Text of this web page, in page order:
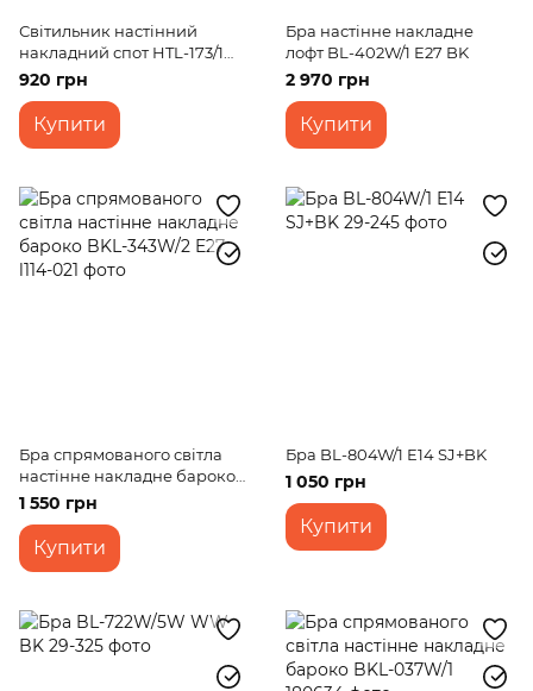
Світильник настінний
накладний спот HTL-173/1
GU10 WH
920 грн
Купити
Бра настінне накладне
лофт BL-402W/1 E27 BK
2 970 грн
Купити
Бра спрямованого світла
настінне накладне бароко
BKL-343W/2 E27
1 550 грн
Купити
Бра BL-804W/1 E14 SJ+BK
1 050 грн
Купити